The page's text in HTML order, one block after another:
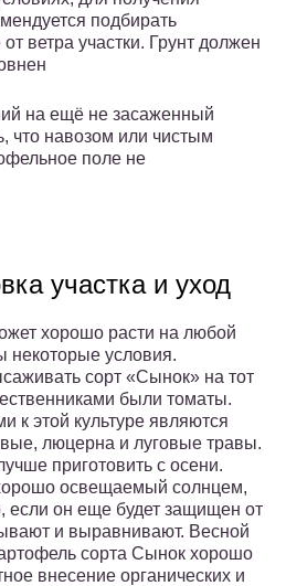
подбирать
ветра участки. Грунт должен
на ещё не засаженный
что навозом или чистым
поле не
участка и уход
хорошо расти на любой
некоторые условия.
сорт «Сынок» на тот
были томаты.
этой культуре являются
люцерна и луговые травы.
приготовить с осени.
освещаемый солнцем,
если он еще будет защищен от
и выравнивают. Весной
сорта Сынок хорошо
внесение органических и